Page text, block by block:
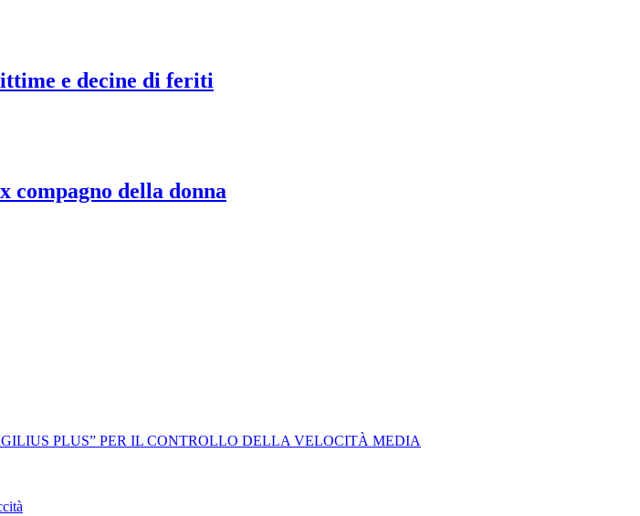
e decine di feriti
compagno della donna
PLUS” PER IL CONTROLLO DELLA VELOCITÀ MEDIA